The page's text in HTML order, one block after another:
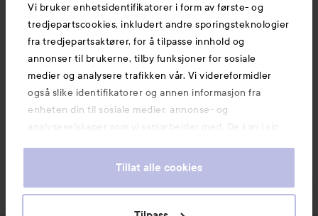
Vi bruker enhetsidentifikatorer i form av første- og
tredjepartscookies, inkludert andre sporingsteknologier
fra tredjepartsaktører, for å tilpasse innhold og
annonser til brukerne, tilby funksjoner for sosiale
medier og analysere trafikken vår. Vi videreformidler
også slike identifikatorer og annen informasjon fra
enheten din til sosiale medier, annonse- og
analyseselskaper som vi samarbeider med. De kan i sin
informasjon som du har oppgitt eller som de har samlet
våre cookies ved å fortsette å bruke nettsiden vår. For
informasjon om hvordan du kan endre innstillingene for
Tillat alle cookies
Også av interesse